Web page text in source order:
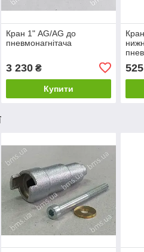
Кран 1" AG/AG до
пневмонагнітача
3 230₴
Купити
525